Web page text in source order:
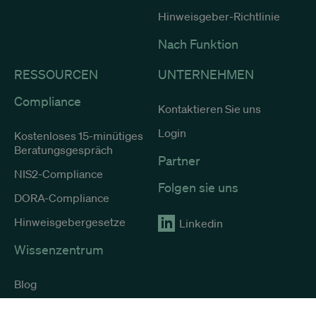
Hinweisgeber-Richtlinie
Nach Funktion
RESSOURCEN
Compliance
Kostenloses 15-minütiges
Beratungsgespräch
NIS2-Compliance
DORA-Compliance
Hinweisgebergesetze
Wissenzentrum
Blog
UNTERNEHMEN
Kontaktieren Sie uns
Login
Partner
Folgen sie uns
Linkedin